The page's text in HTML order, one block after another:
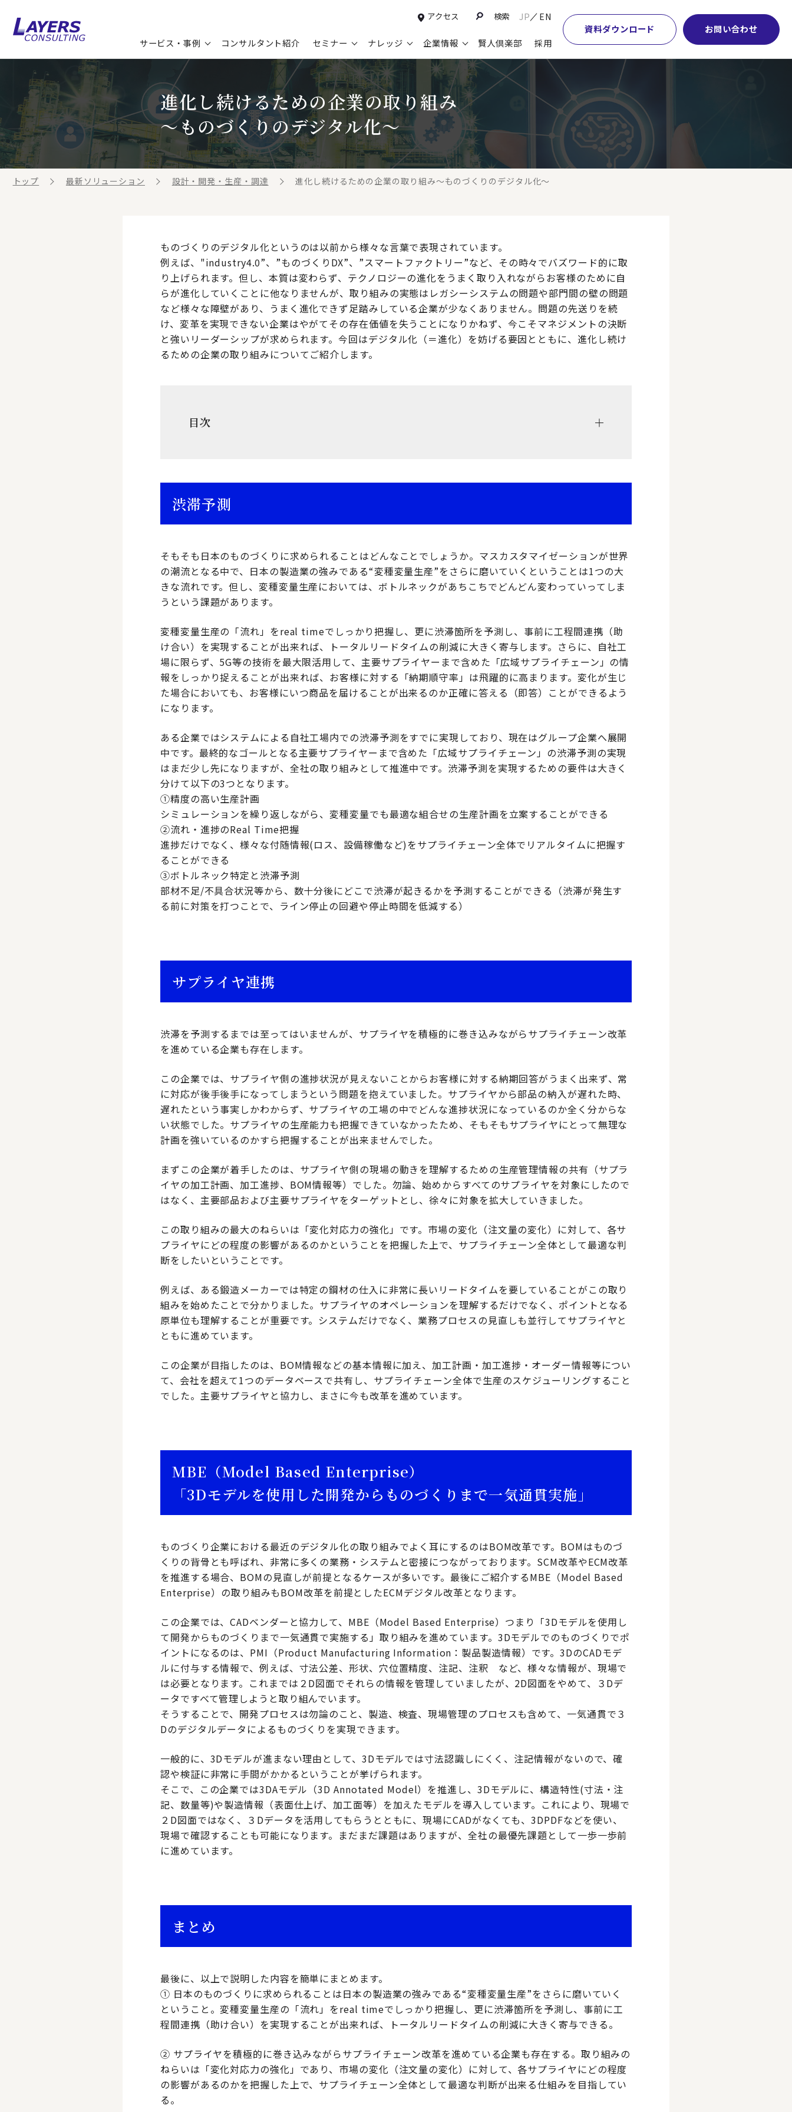
アクセス 検索 JP EN
サービス・事例 コンサルタント紹介 セミナー ナレッジ 企業情報 賢人倶楽部 採用
資料ダウンロード お問い合わせ
コンサルティングサービス
コンサルティング事例
お客様の声
コンサルティングサービスTOP
新規事業開発・ビジネスモデル変革・
M&A支援
グループ・グローバル経営管理
ガバナンス・リスクマネジメント強化
マーケティング戦略・営業改革
本社・間接業務改革
サプライチェーンマネジメント
物流改革
ヒューマンリソースマネジメント
ビジネスプロセスアウトソーシング
セミナー情報
セミナー情報TOP
申込み受付中のセミナー
配信中のセミナーアーカイブ
過去のセミナー
最新ソリューション
コラム
ビジネス用語集
ビジネステーマ解説集
最新ソリューションTOP
経営全般
経営企画・事業戦略
経営管理・経理・財務
人事
営業・マーケティング
設計・開発・生産・調達
【特集】会計システム刷新
【特集】CFO革新
【特集】FP＆Aへの旅
企業情報
お知らせ
連載／寄稿／書籍
企業情報TOP
会社概要
トップメッセージ
コンプライアンス（法令遵守）
レイヤーズ・コンサルティングの特徴
学術顧問紹介
DE&I推進の取り組み
グループ会社
グローバルネットワーク
パートナーシップ
お知らせTOP
ニュース
メディア掲載
進化し続けるための企業の取り組み
～ものづくりのデジタル化～
トップ 最新ソリューション 設計・開発・生産・調達 進化し続けるための企業の取り組み～ものづくりのデジタル化～
ものづくりのデジタル化というのは以前から様々な言葉で表現されています。
例えば、"industry4.0”、”ものづくりDX”、”スマートファクトリー”など、その時々でバズワード的に取
り上げられます。但し、本質は変わらず、テクノロジーの進化をうまく取り入れながらお客様のために自
らが進化していくことに他なりませんが、取り組みの実態はレガシーシステムの問題や部門間の壁の問題
など様々な障壁があり、うまく進化できず足踏みしている企業が少なくありません。問題の先送りを続
け、変革を実現できない企業はやがてその存在価値を失うことになりかねず、今こそマネジメントの決断
と強いリーダーシップが求められます。今回はデジタル化（＝進化）を妨げる要因とともに、進化し続け
るための企業の取り組みについてご紹介します。
目次
渋滞予測
そもそも日本のものづくりに求められることはどんなことでしょうか。マスカスタマイゼーションが世界
の潮流となる中で、日本の製造業の強みである“変種変量生産”をさらに磨いていくということは1つの大
きな流れです。但し、変種変量生産においては、ボトルネックがあちこちでどんどん変わっていってしま
うという課題があります。
変種変量生産の「流れ」をreal timeでしっかり把握し、更に渋滞箇所を予測し、事前に工程間連携（助
け合い）を実現することが出来れば、トータルリードタイムの削減に大きく寄与します。さらに、自社工
場に限らず、5G等の技術を最大限活用して、主要サプライヤーまで含めた「広域サプライチェーン」の情
報をしっかり捉えることが出来れば、お客様に対する「納期順守率」は飛躍的に高まります。変化が生じ
た場合においても、お客様にいつ商品を届けることが出来るのか正確に答える（即答）ことができるよう
になります。
ある企業ではシステムによる自社工場内での渋滞予測をすでに実現しており、現在はグループ企業へ展開
中です。最終的なゴールとなる主要サプライヤーまで含めた「広域サプライチェーン」の渋滞予測の実現
はまだ少し先になりますが、全社の取り組みとして推進中です。渋滞予測を実現するための要件は大きく
分けて以下の3つとなります。
①精度の高い生産計画
シミュレーションを繰り返しながら、変種変量でも最適な組合せの生産計画を立案することができる
②流れ・進捗のReal Time把握
進捗だけでなく、様々な付随情報(ロス、設備稼働など)をサプライチェーン全体でリアルタイムに把握す
ることができる
③ボトルネック特定と渋滞予測
部材不足/不具合状況等から、数十分後にどこで渋滞が起きるかを予測することができる（渋滞が発生す
る前に対策を打つことで、ライン停止の回避や停止時間を低減する）
サプライヤ連携
渋滞を予測するまでは至ってはいませんが、サプライヤを積極的に巻き込みながらサプライチェーン改革
を進めている企業も存在します。
この企業では、サプライヤ側の進捗状況が見えないことからお客様に対する納期回答がうまく出来ず、常
に対応が後手後手になってしまうという問題を抱えていました。サプライヤから部品の納入が遅れた時、
遅れたという事実しかわからず、サプライヤの工場の中でどんな進捗状況になっているのか全く分からな
い状態でした。サプライヤの生産能力も把握できていなかったため、そもそもサプライヤにとって無理な
計画を強いているのかすら把握することが出来ませんでした。
まずこの企業が着手したのは、サプライヤ側の現場の動きを理解するための生産管理情報の共有（サプラ
イヤの加工計画、加工進捗、BOM情報等）でした。勿論、始めからすべてのサプライヤを対象にしたので
はなく、主要部品および主要サプライヤをターゲットとし、徐々に対象を拡大していきました。
この取り組みの最大のねらいは「変化対応力の強化」です。市場の変化（注文量の変化）に対して、各サ
プライヤにどの程度の影響があるのかということを把握した上で、サプライチェーン全体として最適な判
断をしたいということです。
例えば、ある鍛造メーカーでは特定の鋼材の仕入に非常に長いリードタイムを要していることがこの取り
組みを始めたことで分かりました。サプライヤのオペレーションを理解するだけでなく、ポイントとなる
原単位も理解することが重要です。システムだけでなく、業務プロセスの見直しも並行してサプライヤと
ともに進めています。
この企業が目指したのは、BOM情報などの基本情報に加え、加工計画・加工進捗・オーダー情報等につい
て、会社を超えて1つのデータベースで共有し、サプライチェーン全体で生産のスケジューリングすること
でした。主要サプライヤと協力し、まさに今も改革を進めています。
MBE（Model Based Enterprise）
「3Dモデルを使用した開発からものづくりまで一気通貫実施」
ものづくり企業における最近のデジタル化の取り組みでよく耳にするのはBOM改革です。BOMはものづ
くりの背骨とも呼ばれ、非常に多くの業務・システムと密接につながっております。SCM改革やECM改革
を推進する場合、BOMの見直しが前提となるケースが多いです。最後にご紹介するMBE（Model Based
Enterprise）の取り組みもBOM改革を前提としたECMデジタル改革となります。
この企業では、CADベンダーと協力して、MBE（Model Based Enterprise）つまり「3Dモデルを使用し
て開発からものづくりまで一気通貫で実施する」取り組みを進めています。3Dモデルでのものづくりでポ
イントになるのは、PMI（Product Manufacturing Information：製品製造情報）です。3DのCADモデ
ルに付与する情報で、例えば、寸法公差、形状、穴位置精度、注記、注釈 など、様々な情報が、現場で
は必要となります。これまでは２D図面でそれらの情報を管理していましたが、2D図面をやめて、３Dデ
ータですべて管理しようと取り組んでいます。
そうすることで、開発プロセスは勿論のこと、製造、検査、現場管理のプロセスも含めて、一気通貫で３
Dのデジタルデータによるものづくりを実現できます。
一般的に、3Dモデルが進まない理由として、3Dモデルでは寸法認識しにくく、注記情報がないので、確
認や検証に非常に手間がかかるということが挙げられます。
そこで、この企業では3DAモデル（3D Annotated Model）を推進し、3Dモデルに、構造特性(寸法・注
記、数量等)や製造情報（表面仕上げ、加工面等）を加えたモデルを導入しています。これにより、現場で
２D図面ではなく、３Dデータを活用してもらうとともに、現場にCADがなくても、3DPDFなどを使い、
現場で確認することも可能になります。まだまだ課題はありますが、全社の最優先課題として一歩一歩前
に進めています。
まとめ
最後に、以上で説明した内容を簡単にまとめます。
① 日本のものづくりに求められることは日本の製造業の強みである“変種変量生産”をさらに磨いていく
ということ。変種変量生産の「流れ」をreal timeでしっかり把握し、更に渋滞箇所を予測し、事前に工
程間連携（助け合い）を実現することが出来れば、トータルリードタイムの削減に大きく寄与できる。
② サプライヤを積極的に巻き込みながらサプライチェーン改革を進めている企業も存在する。取り組みの
ねらいは「変化対応力の強化」であり、市場の変化（注文量の変化）に対して、各サプライヤにどの程度
の影響があるのかを把握した上で、サプライチェーン全体として最適な判断が出来る仕組みを目指してい
る。